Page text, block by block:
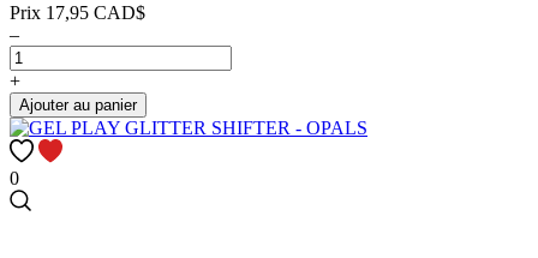
Prix 17,95 CAD$
–
+
Ajouter au panier
0